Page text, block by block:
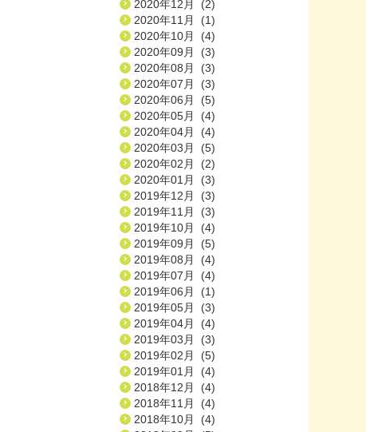
2020年12月 (2)
2020年11月 (1)
2020年10月 (4)
2020年09月 (3)
2020年08月 (3)
2020年07月 (3)
2020年06月 (5)
2020年05月 (4)
2020年04月 (4)
2020年03月 (5)
2020年02月 (2)
2020年01月 (3)
2019年12月 (3)
2019年11月 (3)
2019年10月 (4)
2019年09月 (5)
2019年08月 (4)
2019年07月 (4)
2019年06月 (1)
2019年05月 (3)
2019年04月 (4)
2019年03月 (3)
2019年02月 (5)
2019年01月 (4)
2018年12月 (4)
2018年11月 (4)
2018年10月 (4)